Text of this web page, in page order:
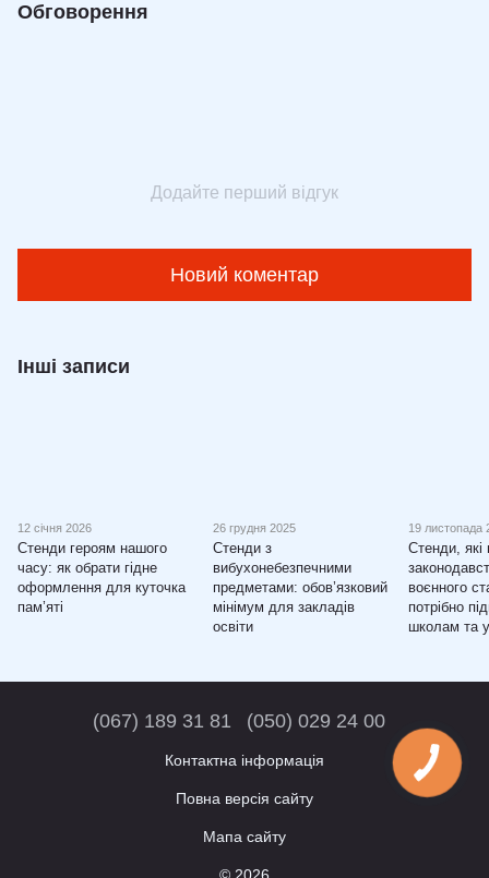
Обговорення
Додайте перший відгук
Новий коментар
Інші записи
12 січня 2026
Стенди героям нашого
часу: як обрати гідне
оформлення для куточка
пам’яті
26 грудня 2025
Стенди з
вибухонебезпечними
предметами: обов’язковий
мінімум для закладів
освіти
19 листопада
Стенди, які
воєнного
потрібно
школам та
(067) 189 31 81 (050) 029 24 00
Контактна інформація
Повна версія сайту
Мапа сайту
© 2026